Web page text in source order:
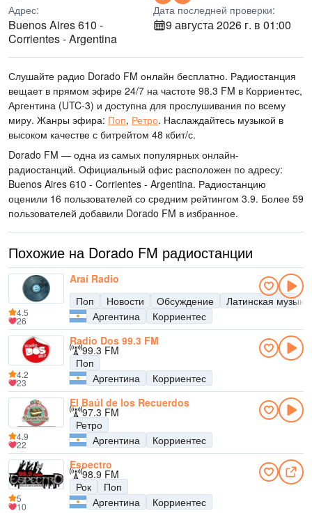
Адрес:
Buenos Aires 610 -
Corrientes - Argentina
Дата последней проверки:
9 августа 2026 г. в 01:00
Слушайте радио Dorado FM онлайн бесплатно. Радиостанция
вещает в прямом эфире 24/7 на частоте 98.3 FM в Корриентес,
Аргентина (UTC-3) и доступна для прослушивания по всему
миру. Жанры эфира: Поп, Ретро. Наслаждайтесь музыкой в
высоком качестве с битрейтом 48 кбит/с.
Dorado FM — одна из самых популярных онлайн-
радиостанций. Официальный офис расположен по адресу:
Buenos Aires 610 - Corrientes - Argentina. Радиостанцию
оценили 16 пользователей со средним рейтингом 3.9. Более 59
пользователей добавили Dorado FM в избранное.
Похожие на Dorado FM радиостанции
Araí Radio
Поп
Новости Обсуждение
Латинская музыка
Аргентина
Корриентес
4.5
26
Radio Dos 99.3 FM
99.3 FM
Поп
Аргентина
Корриентес
4.2
23
El Baúl de los Recuerdos
97.3 FM
Ретро
Аргентина
Корриентес
4.9
22
Espectro
98.9 FM
Рок
Поп
Аргентина
Корриентес
5
10